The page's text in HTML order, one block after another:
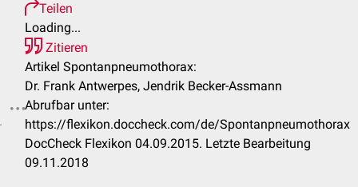
Teilen
Loading...
Zitieren
Artikel Spontanpneumothorax:
Dr. Frank Antwerpes, Jendrik Becker-Assmann
Abrufbar unter:
https://flexikon.doccheck.com/de/Spontanpneumothorax
DocCheck Flexikon 04.09.2015. Letzte Bearbeitung
09.11.2018